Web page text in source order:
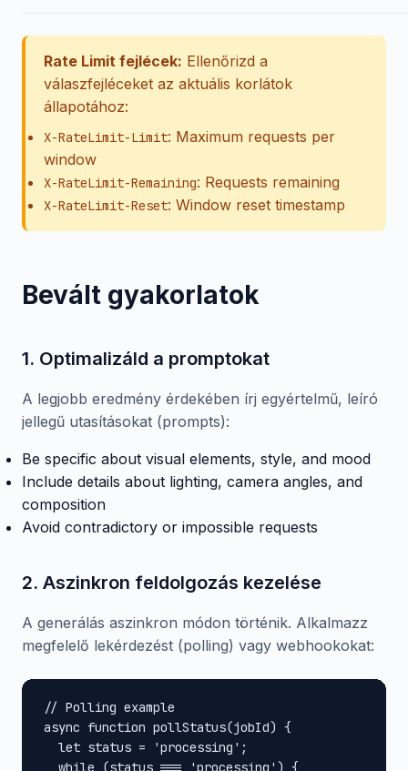
Rate Limit fejlécek: Ellenőrizd a
válaszfejléceket az aktuális korlátok
állapotához:
X-RateLimit-Limit: Maximum requests per
window
X-RateLimit-Remaining: Requests remaining
X-RateLimit-Reset: Window reset timestamp
Bevált gyakorlatok
1. Optimalizáld a promptokat
A legjobb eredmény érdekében írj egyértelmű, leíró
jellegű utasításokat (prompts):
Be specific about visual elements, style, and mood
Include details about lighting, camera angles, and
composition
Avoid contradictory or impossible requests
2. Aszinkron feldolgozás kezelése
A generálás aszinkron módon történik. Alkalmazz
megfelelő lekérdezést (polling) vagy webhookokat:
// Polling example
async function pollStatus(jobId) {
  let status = 'processing';
  while (status === 'processing') {